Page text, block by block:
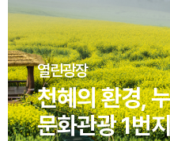
열린광장
천혜의 환경,
문화관광 1번지